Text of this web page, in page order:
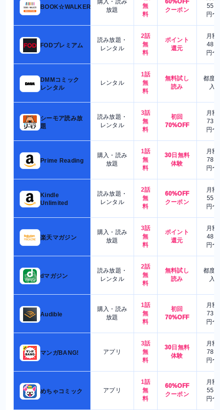
BOOK☆WALKER
購入・読み
放題
無
料
60%OFF
クーポン
550
円〜
FODプレミアム
読み放題・
レンタル
2話
無
料
ポイント
還元
月額
480
円〜
DMMコミック
レンタル
レンタル
1話
無
料
無料試し
読み
都度
入
シーモア読み放
題
読み放題・
レンタル
3話
無
料
初回
70%OFF
月額
730
円〜
Prime Reading
購入・読み
放題
1話
無
料
30日無料
体験
月額
780
円〜
Kindle
Unlimited
読み放題・
レンタル
2話
無
料
60%OFF
クーポン
月額
550
円〜
楽天マガジン
購入・読み
放題
3話
無
料
ポイント
還元
月額
480
円〜
dマガジン
読み放題・
レンタル
2話
無
料
無料試し
読み
都度
入
Audible
購入・読み
放題
1話
無
料
初回
70%OFF
月額
730
円〜
マンガBANG! アプリ
3話
無
料
30日無料
体験
月額
780
円〜
めちゃコミック アプリ
1話
無
料
60%OFF
クーポン
月額
550
円〜